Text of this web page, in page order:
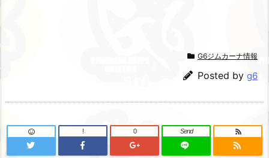
G6ジムカーナ情報
Posted by g6
! 0 Send